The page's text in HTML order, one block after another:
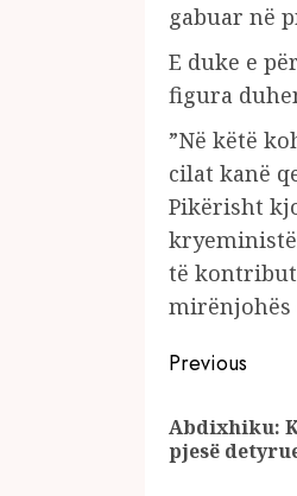
gabuar në
E duke e
figura
”Në këtë
cilat kanë
Pikërisht
të
mirënjohës
Continue
Previous
Abdixhiku:
pjesë